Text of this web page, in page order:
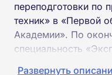
переподготовки по
техник» в «Первой
Академии». По
специальность
Развернуть